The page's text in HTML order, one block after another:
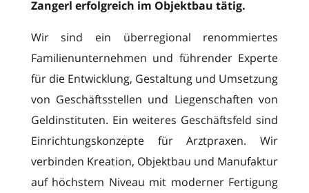
Zangerl erfolgreich im Objektbau tätig.
Wir sind ein überregional renommiertes
Familienunternehmen und führender Experte
für die Entwicklung, Gestaltung und Umsetzung
von Geschäftsstellen und Liegenschaften von
Geldinstituten. Ein weiteres Geschäftsfeld sind
Einrichtungskonzepte für Arztpraxen. Wir
verbinden Kreation, Objektbau und Manufaktur
auf höchstem Niveau mit moderner Fertigung